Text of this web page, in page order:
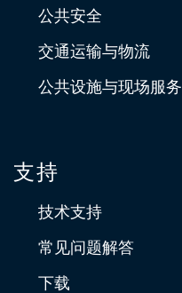
公共安全
交通运输与物流
公共设施与现场服务
支持
技术支持
常见问题解答
下载